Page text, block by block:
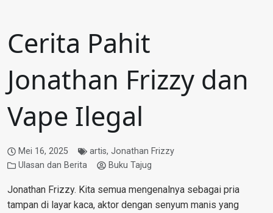
Cerita Pahit
Jonathan Frizzy dan
Vape Ilegal
Mei 16, 2025 artis, Jonathan Frizzy
Ulasan dan Berita
Buku Tajug
Jonathan Frizzy. Kita semua mengenalnya sebagai pria
tampan di layar kaca, aktor dengan senyum manis yang